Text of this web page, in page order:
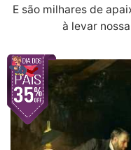
E são milhares de
à levar